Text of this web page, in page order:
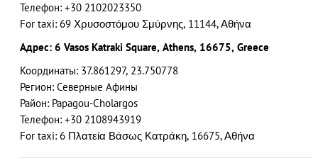
Телефон: +30 2102023350
For taxi: 69 Χρυσοστόμου Σμύρνης, 11144, Αθήνα
Адрес: 6 Vasos Katraki Square, Athens, 16675, Greece
Координаты: 37.861297, 23.750778
Регион: Северные Афины
Район: Papagou-Cholargos
Телефон: +30 2108943919
For taxi: 6 Πλατεία Βάσως Κατράκη, 16675, Αθήνα